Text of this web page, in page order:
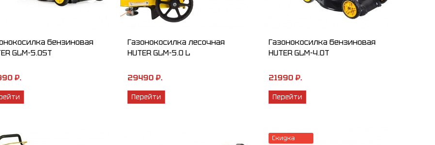
бензиновая
GLM-5.0ST
₽.
Газонокосилка лесочная
HUTER GLM-5.0 L
29490 ₽.
Перейти
Газонокосилка бензиновая
HUTER GLM-4.0T
21990 ₽.
Перейти
Скидка